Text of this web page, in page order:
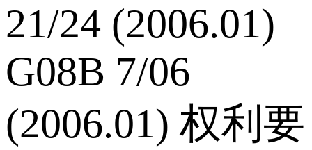
21/24 (2006.01)
G08B 7/06
(2006.01) 权利要